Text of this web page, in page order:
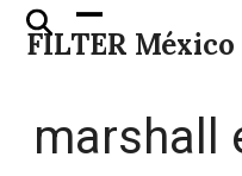
Skip
FILTER México
Open
mobile
Close
mobile
marshall